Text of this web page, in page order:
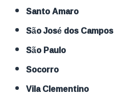
Santo Amaro
São José dos Campos
São Paulo
Socorro
Vila Clementino